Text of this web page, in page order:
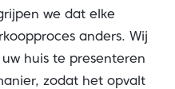
we dat elke
anders. Wij
huis te presenteren
zodat het opvalt